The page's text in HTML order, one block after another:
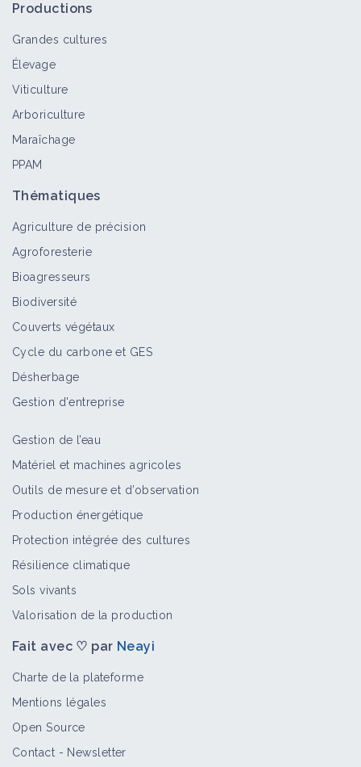
Productions
Grandes cultures
Élevage
Viticulture
Arboriculture
Maraîchage
PPAM
Thématiques
Agriculture de précision
Agroforesterie
Bioagresseurs
Biodiversité
Couverts végétaux
Cycle du carbone et GES
Désherbage
Gestion d'entreprise
Gestion de l’eau
Matériel et machines agricoles
Outils de mesure et d’observation
Production énergétique
Protection intégrée des cultures
Résilience climatique
Sols vivants
Valorisation de la production
Fait avec ♡ par Neayi
Charte de la plateforme
Mentions légales
Open Source
Contact - Newsletter